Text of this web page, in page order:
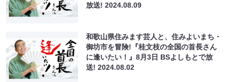
放送!2024.08.09
和歌山県住みます芸人と、住みよいまち・
御坊市を冒険!『桂文枝の全国の首長さん
に逢いたい！』8月3日 BSよしもとで放
送!2024.08.02